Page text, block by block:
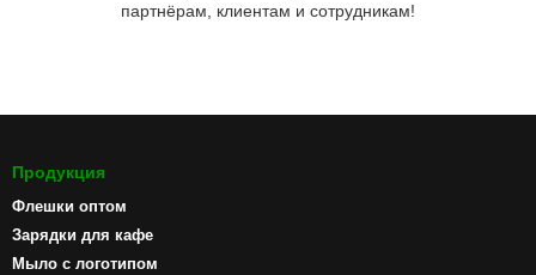
партнёрам, клиентам и сотрудникам!
Продукция
Флешки оптом
Зарядки для кафе
Мыло с логотипом